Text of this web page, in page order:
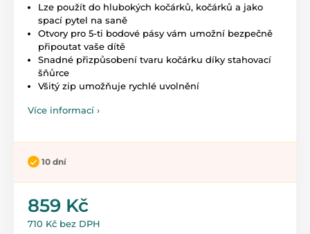
Lze použít do hlubokých kočárků, kočárků a jako
spací pytel na saně
Otvory pro 5-ti bodové pásy vám umožní bezpečně
připoutat vaše dítě
Snadné přizpůsobení tvaru kočárku díky stahovací
šňůrce
Všitý zip umožňuje rychlé uvolnění
Více informací ›
10 dní
859 Kč
710 Kč bez DPH